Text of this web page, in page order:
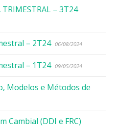
TRIMESTRAL – 3T24
– 2T24 06/08/2024
– 1T24 09/05/2024
Modelos e Métodos de
Cambial (DDI e FRC)